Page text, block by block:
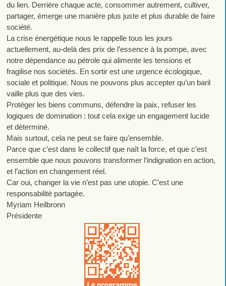
du lien. Derrière chaque acte, consommer autrement, cultiver,
partager, émerge une manière plus juste et plus durable de faire
société.
La crise énergétique nous le rappelle tous les jours
actuellement, au-delà des prix de l’essence à la pompe, avec
notre dépendance au pétrole qui alimente les tensions et
fragilise nos sociétés. En sortir est une urgence écologique,
sociale et politique. Nous ne pouvons plus accepter qu’un baril
vaille plus que des vies.
Protéger les biens communs, défendre la paix, refuser les
logiques de domination : tout cela exige un engagement lucide
et déterminé.
Mais surtout, cela ne peut se faire qu’ensemble.
Parce que c’est dans le collectif que naît la force, et que c’est
ensemble que nous pouvons transformer l’indignation en action,
et l’action en changement réel.
Car oui, changer la vie n’est pas une utopie. C’est une
responsabilité partagée.
Myriam Heilbronn
Présidente